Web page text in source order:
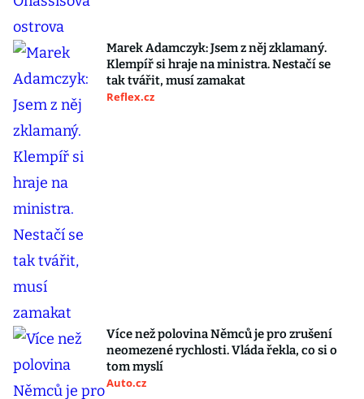
Marek Adamczyk: Jsem z něj zklamaný.
Klempíř si hraje na ministra. Nestačí se
tak tvářit, musí zamakat
Reflex.cz
Více než polovina Němců je pro zrušení
neomezené rychlosti. Vláda řekla, co si o
tom myslí
Auto.cz